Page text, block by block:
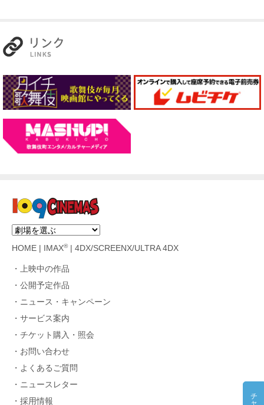
HOME IMAX®| 4DX/SCREENX/ULTRA 4DX
上映中の作品
公開予定作品
ニュース・キャンペーン
サービス案内
チケット購入・照会
お問い合わせ
よくあるご質問
ニュースレター
採用情報